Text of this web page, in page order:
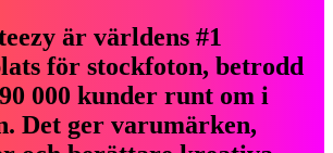
är världens #1
för stockfoton, betrodd
000 kunder runt om i
Det ger varumärken,